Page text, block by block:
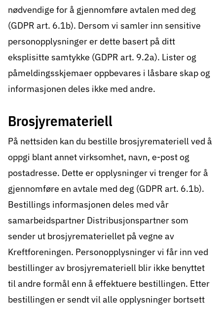
nødvendige for å gjennomføre avtalen med deg
(GDPR art. 6.1b). Dersom vi samler inn sensitive
personopplysninger er dette basert på ditt
eksplisitte samtykke (GDPR art. 9.2a). Lister og
påmeldingsskjemaer oppbevares i låsbare skap og
informasjonen deles ikke med andre.
Brosjyremateriell
På nettsiden kan du bestille brosjyremateriell ved å
oppgi blant annet virksomhet, navn, e-post og
postadresse. Dette er opplysninger vi trenger for å
gjennomføre en avtale med deg (GDPR art. 6.1b).
Bestillings informasjonen deles med vår
samarbeidspartner Distribusjonspartner som
sender ut brosjyremateriellet på vegne av
Kreftforeningen. Personopplysninger vi får inn ved
bestillinger av brosjyremateriell blir ikke benyttet
til andre formål enn å effektuere bestillingen. Etter
bestillingen er sendt vil alle opplysninger bortsett